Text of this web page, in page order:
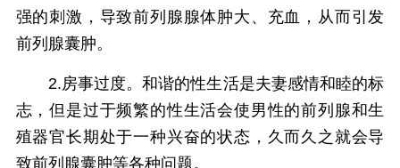
强的刺激，导致前列腺腺体肿大、充血，从而引发
前列腺囊肿。
2.房事过度。和谐的性生活是夫妻感情和睦的标
志，但是过于频繁的性生活会使男性的前列腺和生
殖器官长期处于一种兴奋的状态，久而久之就会导
致前列腺囊肿等各种问题。